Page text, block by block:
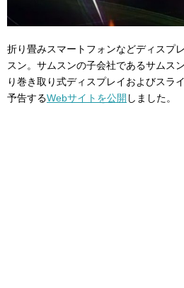
折り畳みスマートフォンなどディスプ
スン。サムスンの子会社であるサムス
り巻き取り式ディスプレイおよびスラ
予告するWebサイトを公開 しました。